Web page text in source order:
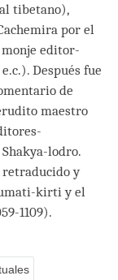
tibetano),
por el
editor-
Después fue
de
maestro
lodro.
retraducido y
kirti y el
1109).